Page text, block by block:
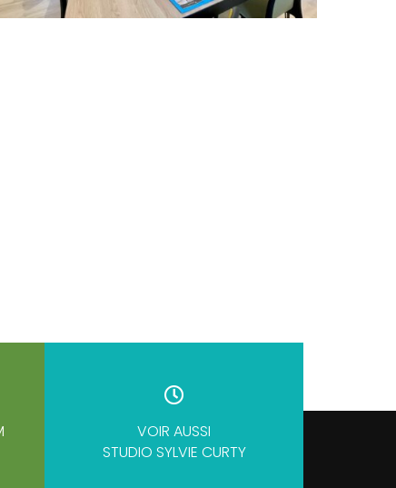
VOIR AUSSI
STUDIO SYLVIE CURTY